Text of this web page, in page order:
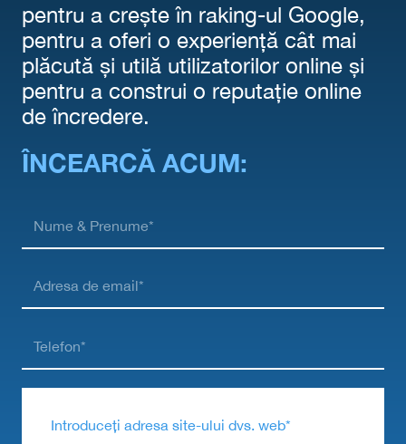
pentru a crește în raking-ul Google,
pentru a oferi o experiență cât mai
plăcută și utilă utilizatorilor online și
pentru a construi o reputație online
de încredere.
ÎNCEARCĂ ACUM:
Introduceți adresa site-ului dvs. web*